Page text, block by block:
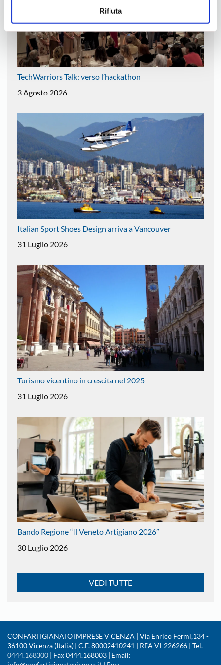
Rifiuta
TechWarriors Talk: verso l’hackathon
3 Agosto 2026
Italian Sport Shoes Design arriva a Vancouver
31 Luglio 2026
Turismo vicentino in crescita nel 2025
31 Luglio 2026
Bando Regione “Il Veneto Artigiano 2026”
30 Luglio 2026
VEDI TUTTE
CONFARTIGIANATO IMPRESE VICENZA | Via Enrico Fermi,134 -
36100 Vicenza (Italia) | C.F. 80002410241 | REA VI-226266 | Tel.
0444.168300 | Fax 0444.168003 | Email: